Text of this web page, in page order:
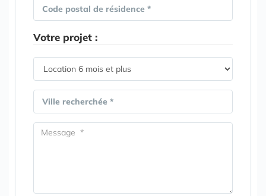
Code postal de résidence *
Votre projet :
Ville recherchée *